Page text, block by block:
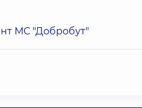
МС "Добробут"